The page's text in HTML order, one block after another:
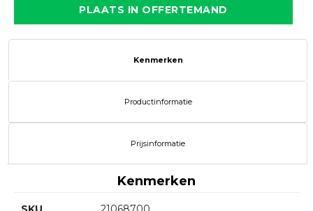
PLAATS IN OFFERTEMAND
Kenmerken
Productinformatie
Prijsinformatie
Kenmerken